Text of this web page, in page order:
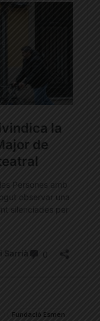
Fundació Esmen